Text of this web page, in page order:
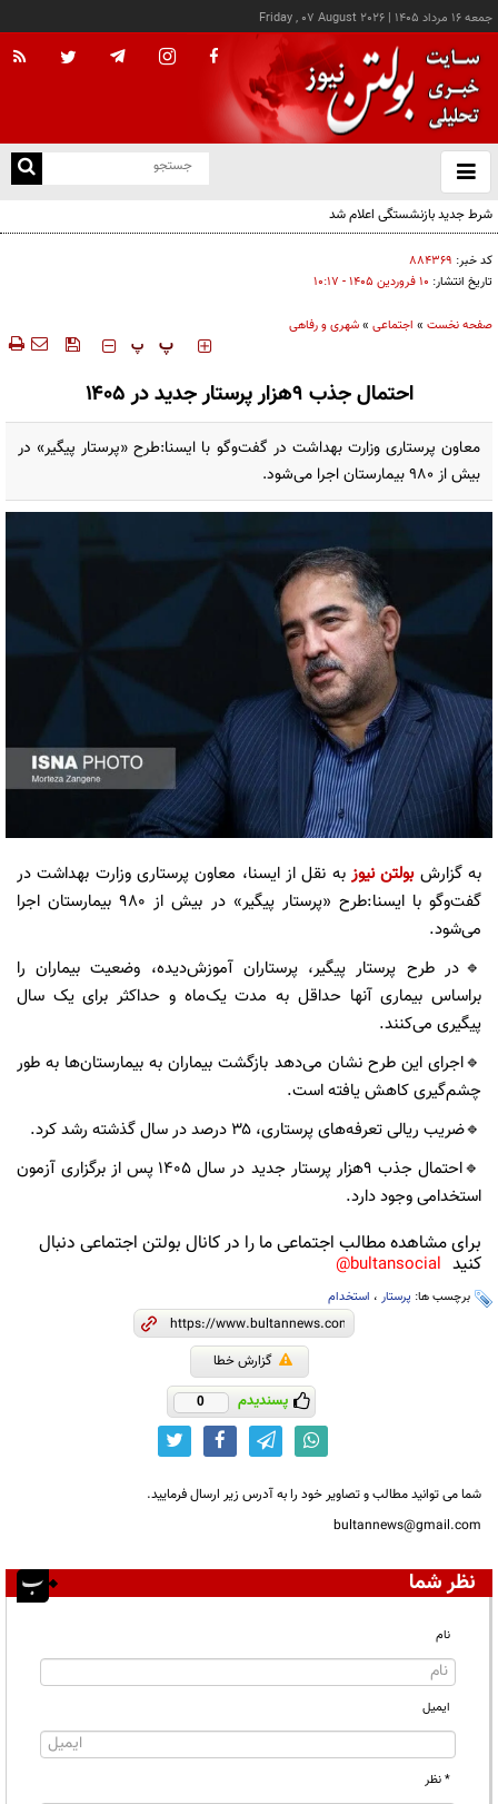
جمعه ۱۶ مرداد ۱۴۰۵ |
Friday , 07 August 2026
باز
و
شرط جدید بازنشستگی اعلام شد
کد خبر: ۸۸۴۳۶۹
تاریخ انتشار: ۱۰ فروردين ۱۴۰۵ - ۱۰:۱۷
صفحه نخست » اجتماعی »شهری و رفاهی
‍‍‍ پ پ
احتمال جذب ۹هزار پرستار جدید در ۱۴۰۵
معاون پرستاری وزارت بهداشت در گفت‌وگو با ایسنا:طرح «پرستار پیگیر» در
بیش از ۹۸۰ بیمارستان اجرا می‌شود.
به گزارشبولتن نیوز به نقل از ایسنا، معاون پرستاری وزارت بهداشت در
گفت‌وگو با ایسنا:طرح «پرستار پیگیر» در بیش از ۹۸۰ بیمارستان اجرا
می‌شود.
🔹در طرح پرستار پیگیر، پرستاران آموزش‌دیده، وضعیت بیماران را
براساس بیماری آنها حداقل به مدت یک‌ماه و حداکثر برای یک سال
پیگیری می‌کنند.
🔹اجرای این طرح نشان می‌دهد بازگشت بیماران به بیمارستان‌ها به طور
چشم‌گیری کاهش یافته است.
🔹ضریب ریالی تعرفه‌های پرستاری، ۳۵ درصد در سال گذشته رشد کرد.
🔹احتمال جذب ۹هزار پرستار جدید در سال ۱۴۰۵ پس از برگزاری آزمون
استخدامی وجود دارد.
برای مشاهده مطالب اجتماعی ما را در کانال بولتن اجتماعی دنبال
کنید bultansocial@
برچسب ها: پرستار ، استخدام
گزارش خطا
پسندیدم 0
شما می توانید مطالب و تصاویر خود را به آدرس زیر ارسال فرمایید.
bultannews@gmail.com
نظر شما
نام
ایمیل
* نظر